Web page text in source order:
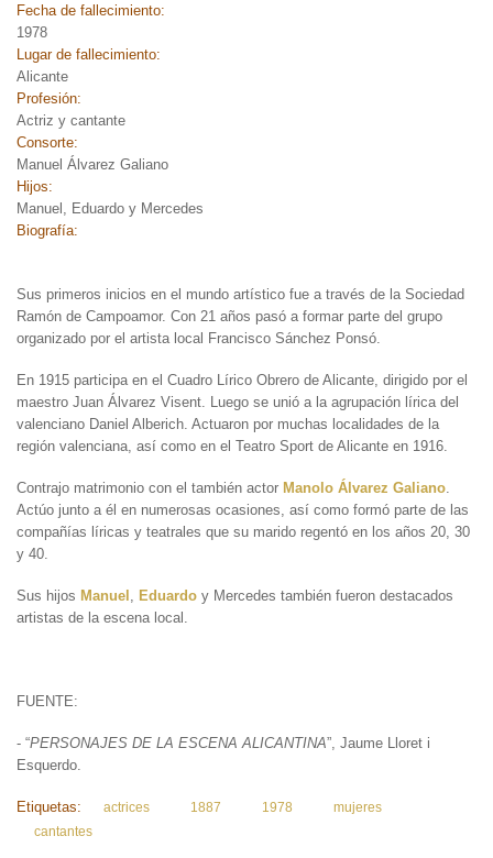
Fecha de fallecimiento:
1978
Lugar de fallecimiento:
Alicante
Profesión:
Actriz y cantante
Consorte:
Manuel Álvarez Galiano
Hijos:
Manuel, Eduardo y Mercedes
Biografía:
Sus primeros inicios en el mundo artístico fue a través de la Sociedad
Ramón de Campoamor. Con 21 años pasó a formar parte del grupo
organizado por el artista local Francisco Sánchez Ponsó.
En 1915 participa en el Cuadro Lírico Obrero de Alicante, dirigido por el
maestro Juan Álvarez Visent. Luego se unió a la agrupación lírica del
valenciano Daniel Alberich. Actuaron por muchas localidades de la
región valenciana, así como en el Teatro Sport de Alicante en 1916.
Contrajo matrimonio con el también actor Manolo Álvarez Galiano
Actúo junto a él en numerosas ocasiones, así como formó parte de las
compañías líricas y teatrales que su marido regentó en los años 20, 30
y 40.
Sus hijos Manuel Eduardo y Mercedes también fueron destacados
artistas de la escena local.
FUENTE:
- “PERSONAJES DE LA ESCENA ALICANTINA”, Jaume Lloret i
Esquerdo.
Etiquetas: actrices 1887 1978
mujeres
cantantes